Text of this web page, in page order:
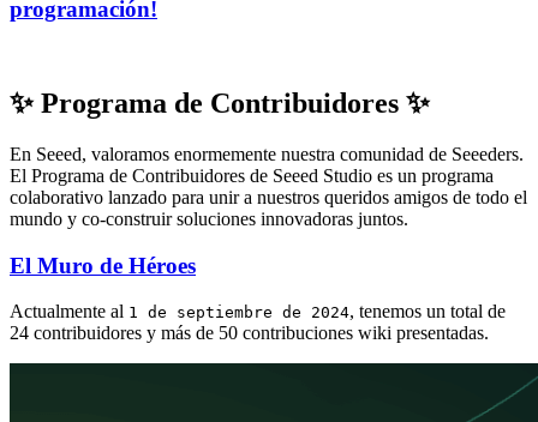
programación!
✨ Programa de Contribuidores ✨
En Seeed, valoramos enormemente nuestra comunidad de Seeeders.
El Programa de Contribuidores de Seeed Studio es un programa
colaborativo lanzado para unir a nuestros queridos amigos de todo el
mundo y co-construir soluciones innovadoras juntos.
El Muro de Héroes
Actualmente al 1 de septiembre de 2024, tenemos un total de
24 contribuidores y más de 50 contribuciones wiki presentadas.